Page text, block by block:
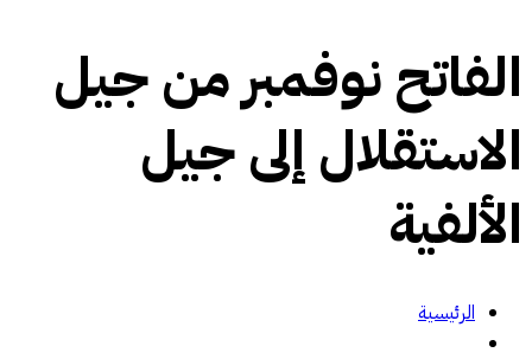
الفاتح نوفمبر من جيل
الاستقلال إلى جيل
الألفية
الرئيسية